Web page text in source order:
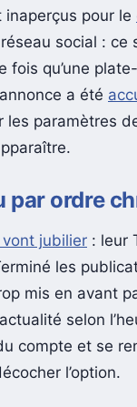
inaperçus pour le
social :
fois qu’une
a été
paramètres
par ordre
jubilier : leur
les
mis en avant
selon
compte et se
l’option.